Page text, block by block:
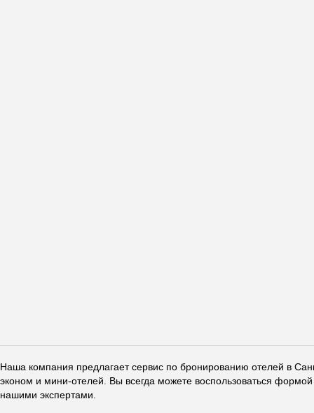
Наша компания предлагает сервис по бронированию отелей в
эконом и мини-отелей. Вы всегда можете воспользоваться
нашими экспертами.